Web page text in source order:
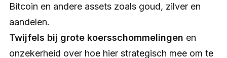
Bitcoin en andere assets zoals goud, zilver en
aandelen.
Twijfels bij grote koersschommelingen en
onzekerheid over hoe hier strategisch mee om te